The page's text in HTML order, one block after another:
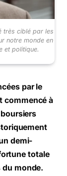
très ciblé par les
notre monde en
et politique.
par le
commencé à
demi-
totale
monde.